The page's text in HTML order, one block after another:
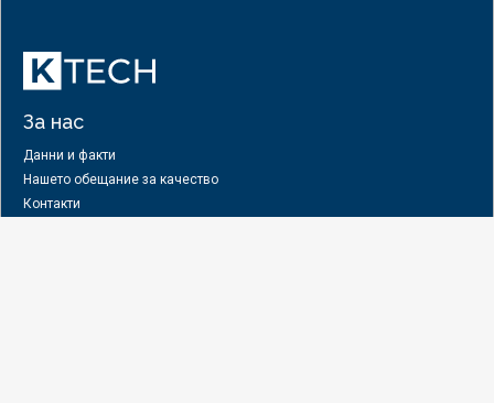
За нас
Данни и факти
Нашето обещание за качество
Контакти